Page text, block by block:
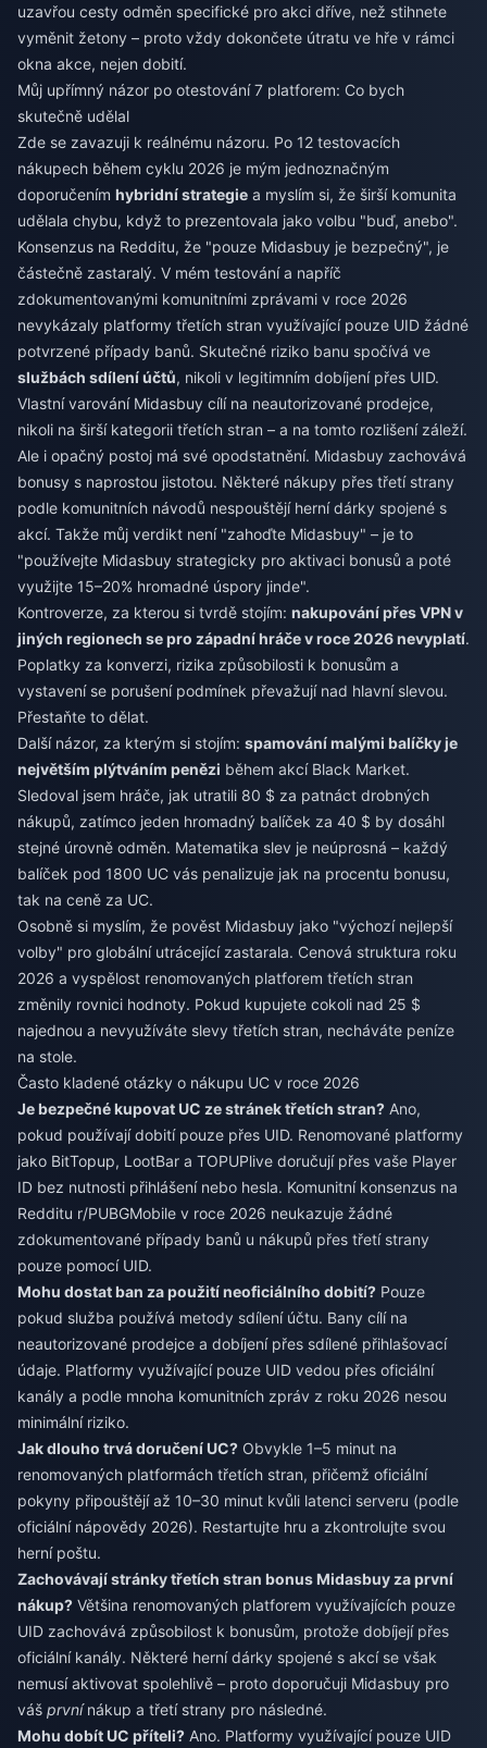
uzavřou cesty odměn specifické pro akci dříve, než stihnete
vyměnit žetony – proto vždy dokončete útratu ve hře v rámci
okna akce, nejen dobití.
Můj upřímný názor po otestování 7 platforem: Co bych
skutečně udělal
Zde se zavazuji k reálnému názoru. Po 12 testovacích
nákupech během cyklu 2026 je mým jednoznačným
doporučením hybridní strategie a myslím si, že širší komunita
udělala chybu, když to prezentovala jako volbu "buď, anebo".
Konsenzus na Redditu, že "pouze Midasbuy je bezpečný", je
částečně zastaralý. V mém testování a napříč
zdokumentovanými komunitními zprávami v roce 2026
nevykázaly platformy třetích stran využívající pouze UID žádné
potvrzené případy banů. Skutečné riziko banu spočívá ve
službách sdílení účtů, nikoli v legitimním dobíjení přes UID.
Vlastní varování Midasbuy cílí na neautorizované prodejce,
nikoli na širší kategorii třetích stran – a na tomto rozlišení záleží.
Ale i opačný postoj má své opodstatnění. Midasbuy zachovává
bonusy s naprostou jistotou. Některé nákupy přes třetí strany
podle komunitních návodů nespouštějí herní dárky spojené s
akcí. Takže můj verdikt není "zahoďte Midasbuy" – je to
"používejte Midasbuy strategicky pro aktivaci bonusů a poté
využijte 15–20% hromadné úspory jinde".
Kontroverze, za kterou si tvrdě stojím: nakupování přes VPN v
jiných regionech se pro západní hráče v roce 2026 nevyplatí.
Poplatky za konverzi, rizika způsobilosti k bonusům a
vystavení se porušení podmínek převažují nad hlavní slevou.
Přestaňte to dělat.
Další názor, za kterým si stojím: spamování malými balíčky je
největším plýtváním penězi během akcí Black Market.
Sledoval jsem hráče, jak utratili 80 $ za patnáct drobných
nákupů, zatímco jeden hromadný balíček za 40 $ by dosáhl
stejné úrovně odměn. Matematika slev je neúprosná – každý
balíček pod 1800 UC vás penalizuje jak na procentu bonusu,
tak na ceně za UC.
Osobně si myslím, že pověst Midasbuy jako "výchozí nejlepší
volby" pro globální utrácející zastarala. Cenová struktura roku
2026 a vyspělost renomovaných platforem třetích stran
změnily rovnici hodnoty. Pokud kupujete cokoli nad 25 $
najednou a nevyužíváte slevy třetích stran, necháváte peníze
na stole.
Často kladené otázky o nákupu UC v roce 2026
Je bezpečné kupovat UC ze stránek třetích stran? Ano,
pokud používají dobití pouze přes UID. Renomované platformy
jako BitTopup, LootBar a TOPUPlive doručují přes vaše Player
ID bez nutnosti přihlášení nebo hesla. Komunitní konsenzus na
Redditu r/PUBGMobile v roce 2026 neukazuje žádné
zdokumentované případy banů u nákupů přes třetí strany
pouze pomocí UID.
Mohu dostat ban za použití neoficiálního dobití? Pouze
pokud služba používá metody sdílení účtu. Bany cílí na
neautorizované prodejce a dobíjení přes sdílené přihlašovací
údaje. Platformy využívající pouze UID vedou přes oficiální
kanály a podle mnoha komunitních zpráv z roku 2026 nesou
minimální riziko.
Jak dlouho trvá doručení UC? Obvykle 1–5 minut na
renomovaných platformách třetích stran, přičemž oficiální
pokyny připouštějí až 10–30 minut kvůli latenci serveru (podle
oficiální nápovědy 2026). Restartujte hru a zkontrolujte svou
herní poštu.
Zachovávají stránky třetích stran bonus Midasbuy za první
nákup? Většina renomovaných platforem využívajících pouze
UID zachovává způsobilost k bonusům, protože dobíjejí přes
oficiální kanály. Některé herní dárky spojené s akcí se však
nemusí aktivovat spolehlivě – proto doporučuji Midasbuy pro
váš prvnínákup a třetí strany pro následné.
Mohu dobít UC příteli? Ano. Platformy využívající pouze UID